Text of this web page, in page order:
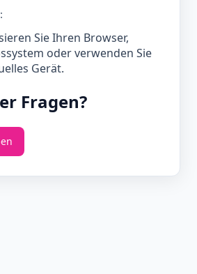
Sie Ihren Browser,
oder verwenden Sie
Gerät.
Fragen?